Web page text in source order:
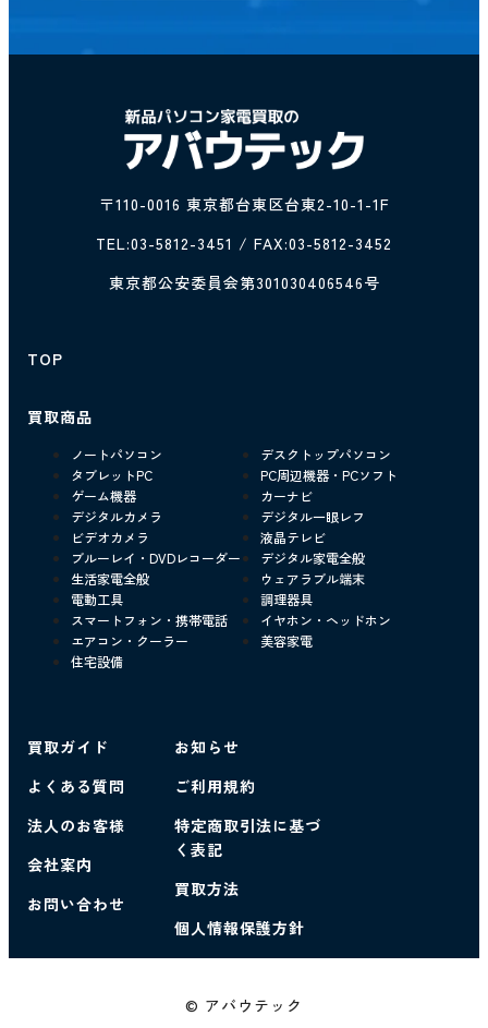
〒110-0016 東京都台東区台東2-10-1-1F
TEL:03-5812-3451 / FAX:03-5812-3452
東京都公安委員会第301030406546号
TOP
買取商品
ノートパソコン
デスクトップパソコン
タブレットPC
PC周辺機器・PCソフト
ゲーム機器
カーナビ
デジタルカメラ
デジタル一眼レフ
ビデオカメラ
液晶テレビ
ブルーレイ・DVDレコーダー
デジタル家電全般
生活家電全般
ウェアラブル端末
電動工具
調理器具
スマートフォン・携帯電話
イヤホン・ヘッドホン
エアコン・クーラー
美容家電
住宅設備
買取ガイド
よくある質問
法人のお客様
会社案内
お問い合わせ
お知らせ
ご利用規約
特定商取引法に基づ
く表記
買取方法
個人情報保護方針
© アバウテック